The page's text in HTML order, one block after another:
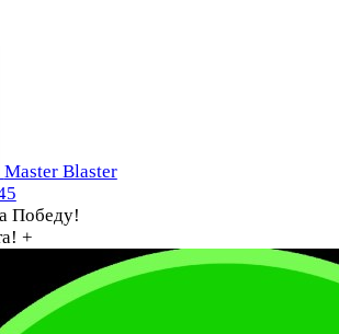
Master Blaster
Победу!
+